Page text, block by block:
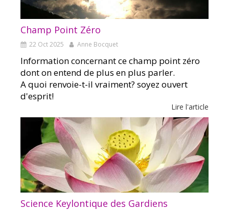
Champ Point Zéro
22 Oct 2025 Anne Bocquet
Information concernant ce champ point zéro
dont on entend de plus en plus parler.
A quoi renvoie-t-il vraiment? soyez ouvert
d'esprit!
Lire l'article
Science Keylontique des Gardiens